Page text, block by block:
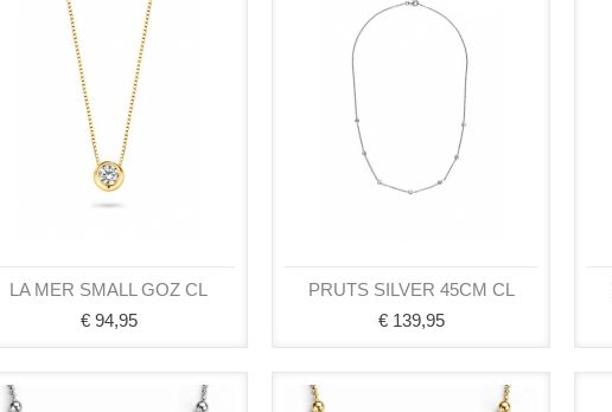
LA MER SMALL GOZ CL
€ 94,95
PRUTS SILVER 45CM CL
€ 139,95